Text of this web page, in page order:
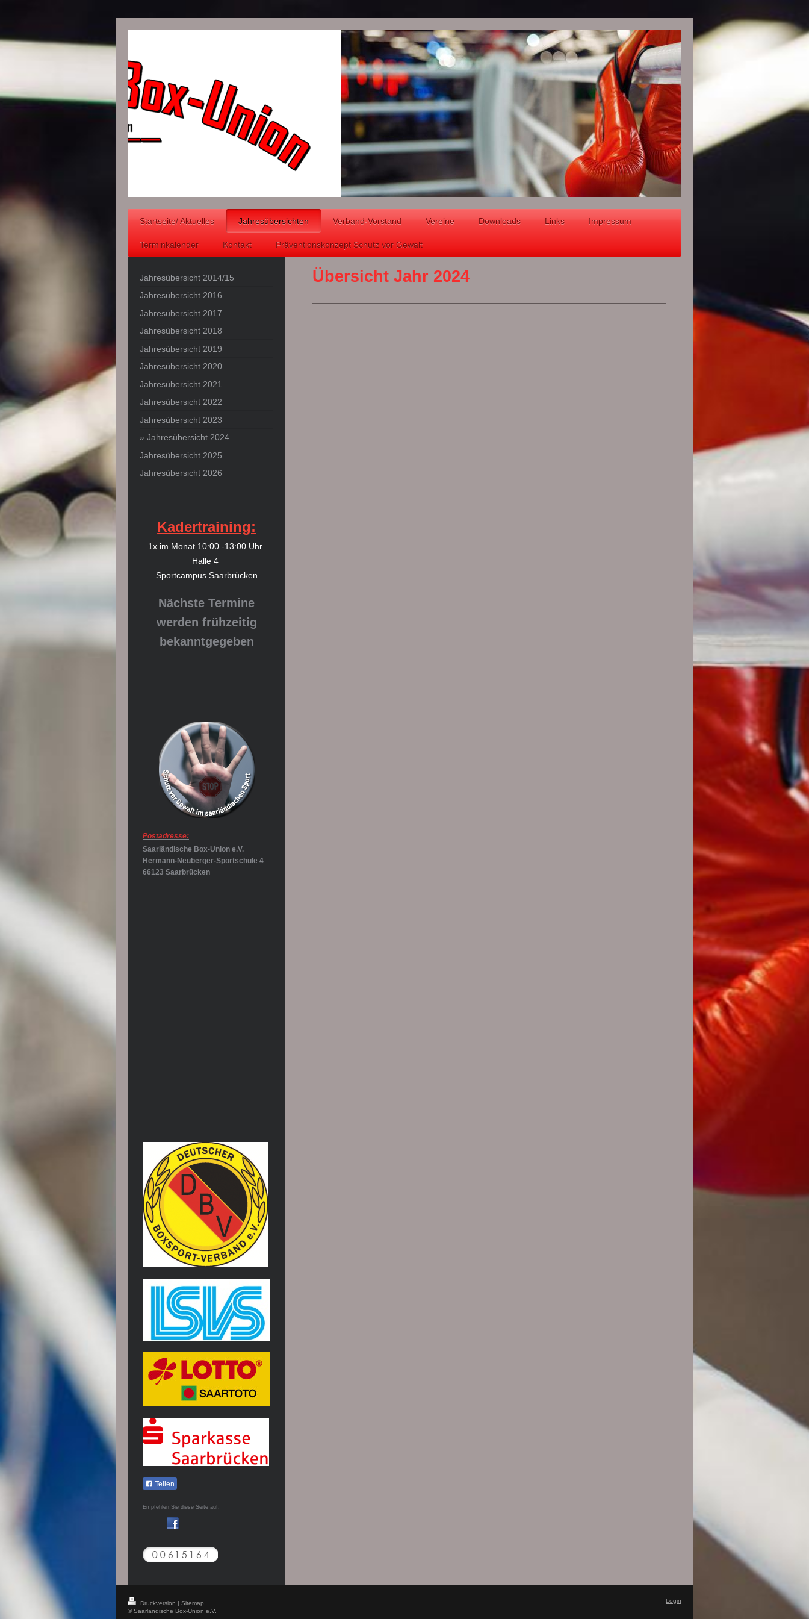
Startseite/ Aktuelles Jahresübersichten Verband-Vorstand Vereine Downloads Links Impressum
Terminkalender Kontakt Präventionskonzept Schutz vor Gewalt
Übersicht Jahr 2024
Jahresübersicht 2014/15
Jahresübersicht 2016
Jahresübersicht 2017
Jahresübersicht 2018
Jahresübersicht 2019
Jahresübersicht 2020
Jahresübersicht 2021
Jahresübersicht 2022
Jahresübersicht 2023
Jahresübersicht 2024
Jahresübersicht 2025
Jahresübersicht 2026
Kadertraining:
1x im Monat 10:00 -13:00 Uhr
Halle 4
Sportcampus Saarbrücken
Nächste Termine
werden frühzeitig
bekanntgegeben
Postadresse:
Saarländische Box-Union e.V.
Hermann-Neuberger-Sportschule 4
66123 Saarbrücken
Teilen
Empfehlen Sie diese Seite auf:
Druckversion | Sitemap
© Saarländische Box-Union e.V.
Login